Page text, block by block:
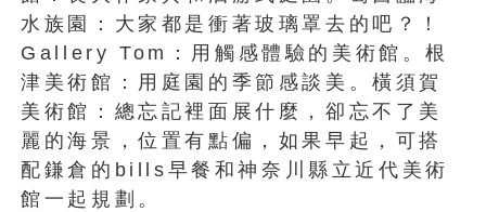
水族園：大家都是衝著玻璃罩去的吧？！
Gallery Tom：用觸感體驗的美術館。根
津美術館：用庭園的季節感談美。橫須賀
美術館：總忘記裡面展什麼，卻忘不了美
麗的海景，位置有點偏，如果早起，可搭
配鎌倉的bills早餐和神奈川縣立近代美術
館一起規劃。